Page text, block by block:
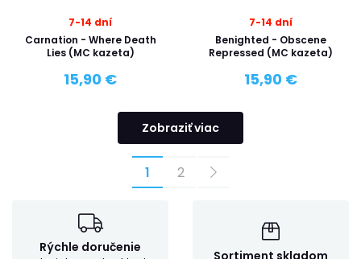
7-14 dní
Carnation - Where Death
Lies (MC kazeta)
15,90 €
7-14 dní
Benighted - Obscene
Repressed (MC kazeta)
15,90 €
Zobraziť viac
1 2
Rýchle doručenie
Sortiment skladom